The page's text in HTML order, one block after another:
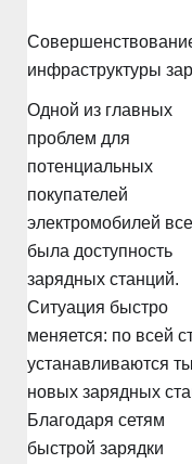
инфраструктуры
Одной из главных
проблем для
потенциальных
покупателей
электромобилей
была доступность
зарядных станций.
Ситуация быстро
меняется: по всей
устанавливаются
новых зарядных
Благодаря сетям
быстрой зарядки